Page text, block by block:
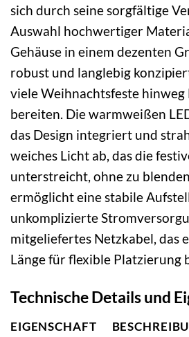
sich durch seine sorgfältige
Auswahl hochwertiger
Gehäuse in einem dezenten
robust und langlebig
viele Weihnachtsfeste hinweg
bereiten. Die warmweißen
das Design integriert und
weiches Licht ab, das die
unterstreicht, ohne zu
ermöglicht eine stabile
unkomplizierte
mitgeliefertes Netzkabel, das
Länge für flexible Platzierung
Technische Details und
EIGENSCHAFT